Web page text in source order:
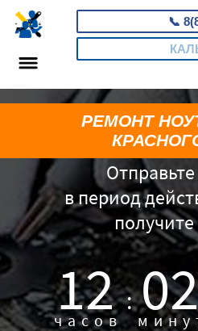
📞
в период
12 :
часов
РЕМОНТ